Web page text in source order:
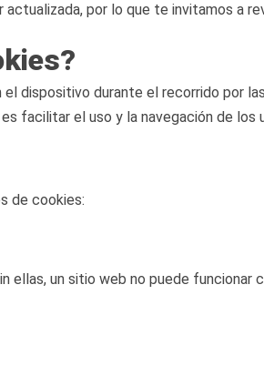
por lo que te invitamos a
dispositivo durante el recorrido por
facilitar el uso y la navegación de los
de cookies:
ellas, un sitio web no puede